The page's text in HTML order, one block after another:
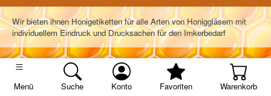
Menü Suche Konto Favoriten Warenkorb
Wir bieten ihnen Honigetiketten für alle Arten von Honiggläsern mit
individuellem Eindruck und Drucksachen für den Imkerbedarf